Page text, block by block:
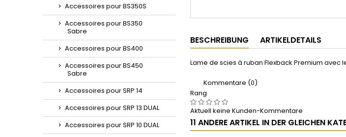
Accessoires pour BS350S
Accessoires pour BS350
Sabre
Accessoires pour BS400
Accessoires pour BS450
Sabre
Accessoires pour SRP 14
Accessoires pour SRP 13 DUAL
Accessoires pour SRP 10 DUAL
BESCHREIBUNG ARTIKELDETAILS
Lame de scies à ruban Flexback Premium avec
Kommentare (0)
Rang
Aktuell keine Kunden-Kommentare
11 ANDERE ARTIKEL IN DER GLEICHEN